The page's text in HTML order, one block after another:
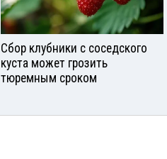
Сбор клубники с соседского
куста может грозить
тюремным сроком